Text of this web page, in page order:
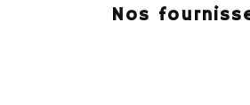
Nos